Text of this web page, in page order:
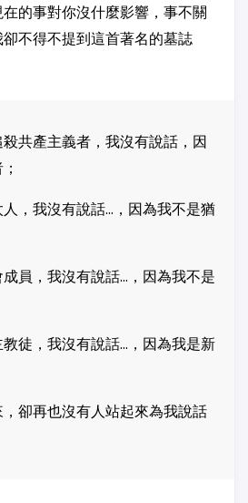
的事對你沒什麼影響，事不關
不得不提到這首著名的墓誌
共產主義者，我沒有說話，因
，我沒有說話…，因為我不是猶
員，我沒有說話…，因為我不是
徒，我沒有說話…，因為我是新
卻再也沒有人站起來為我說話